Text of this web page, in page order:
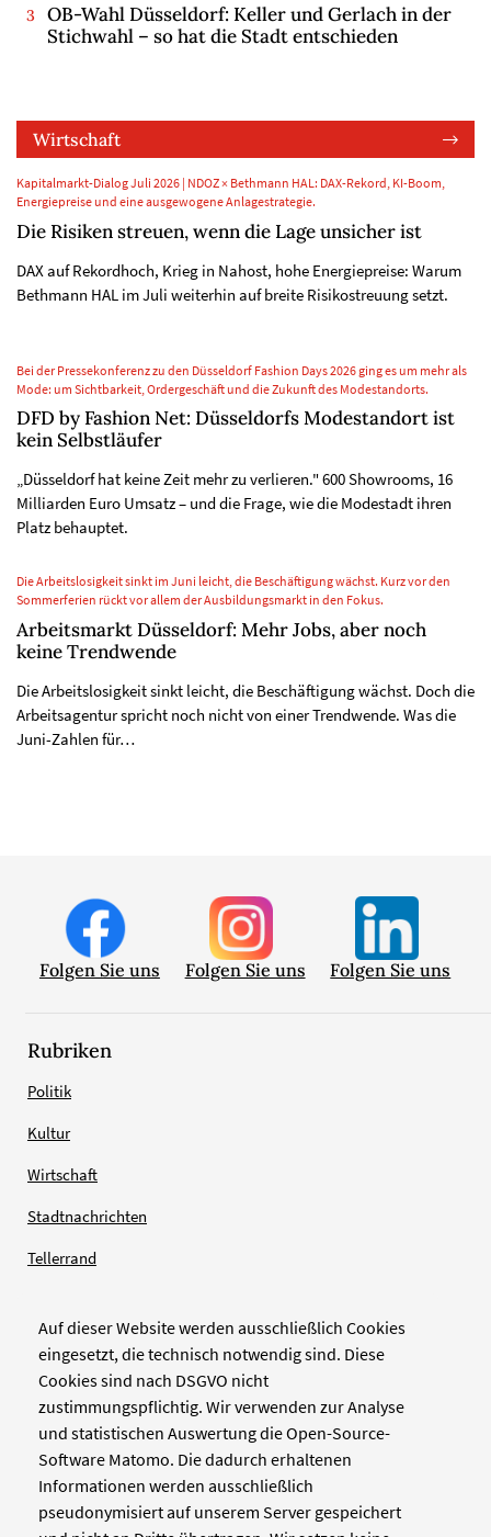
Auf dieser Website werden ausschließlich Cookies
eingesetzt, die technisch notwendig sind. Diese
Cookies sind nach DSGVO nicht
zustimmungspflichtig. Wir verwenden zur Analyse
und statistischen Auswertung die Open-Source-
Software Matomo. Die dadurch erhaltenen
Informationen werden ausschließlich
pseudonymisiert auf unserem Server gespeichert
OB-Wahl Düsseldorf: Keller und Gerlach in der
Stichwahl – so hat die Stadt entschieden
Wirtschaft
Kapitalmarkt-Dialog Juli 2026 | NDOZ × Bethmann HAL: DAX-Rekord, KI-Boom,
Energiepreise und eine ausgewogene Anlagestrategie.
Die Risiken streuen, wenn die Lage unsicher ist
DAX auf Rekordhoch, Krieg in Nahost, hohe Energiepreise: Warum
Bethmann HAL im Juli weiterhin auf breite Risikostreuung setzt.
Bei der Pressekonferenz zu den Düsseldorf Fashion Days 2026 ging es um mehr als
Mode: um Sichtbarkeit, Ordergeschäft und die Zukunft des Modestandorts.
DFD by Fashion Net: Düsseldorfs Modestandort ist
kein Selbstläufer
„Düsseldorf hat keine Zeit mehr zu verlieren." 600 Showrooms, 16
Milliarden Euro Umsatz – und die Frage, wie die Modestadt ihren
Platz behauptet.
Die Arbeitslosigkeit sinkt im Juni leicht, die Beschäftigung wächst. Kurz vor den
Sommerferien rückt vor allem der Ausbildungsmarkt in den Fokus.
Arbeitsmarkt Düsseldorf: Mehr Jobs, aber noch
keine Trendwende
Die Arbeitslosigkeit sinkt leicht, die Beschäftigung wächst. Doch die
Arbeitsagentur spricht noch nicht von einer Trendwende. Was die
Juni-Zahlen für…
Folgen Sie uns Folgen Sie uns Folgen Sie uns
Rubriken
Politik
Kultur
Wirtschaft
Stadtnachrichten
Tellerrand
Verlag
Zellwerk GmbH & Co KG
Pinienstraße 2
40233 Düsseldorf
www.zellwerk.com